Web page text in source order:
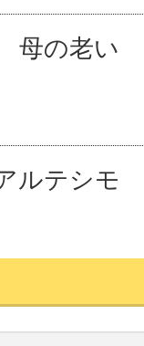
母の老い
ルテシモ